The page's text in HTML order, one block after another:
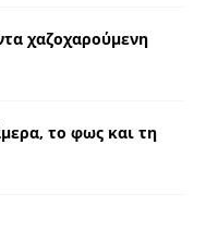
χαζοχαρούμενη
το φως και τη